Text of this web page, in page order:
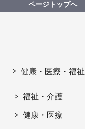
ページトップへ
健康・医療・福祉
福祉・介護
健康・医療